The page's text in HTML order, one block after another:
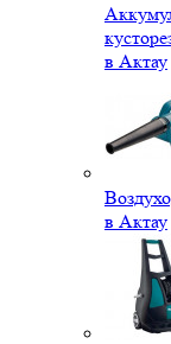
в Актау
в Актау